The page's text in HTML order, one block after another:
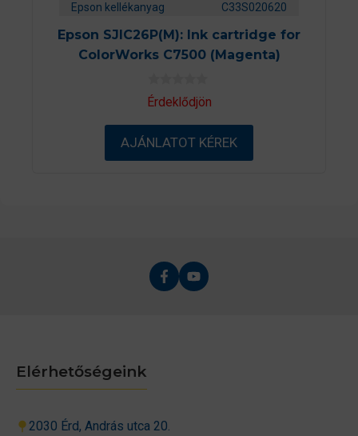
Epson kellékanyag C33S020620
Epson SJIC26P(M): Ink cartridge for
ColorWorks C7500 (Magenta)
0
a
-
ő
Érdeklődjön
AJÁNLATOT KÉREK
Elérhetőségeink
2030 Érd, András utca 20.